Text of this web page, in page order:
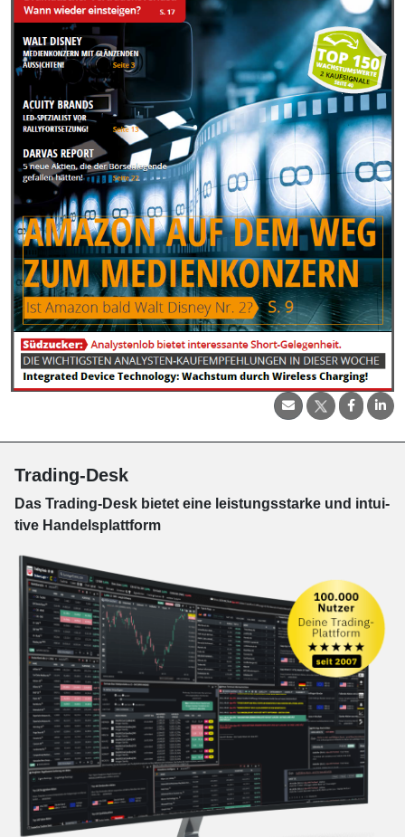
Trading-Desk
Das Trading-Desk bie­tet eine leis­tungs­star­ke und in­tui­
tive Han­dels­platt­form